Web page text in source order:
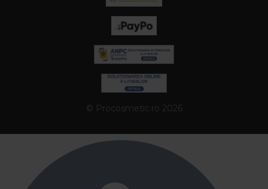
© Procosmetic.ro 2026